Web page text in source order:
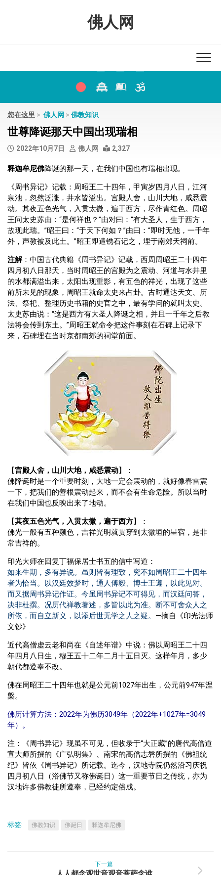
佛人网
您在这里 > 佛人网 > 佛教知识
世尊降诞那天中国出现瑞相
2022年10月7日 佛人网 2,327
释迦牟尼佛降诞的那一天，在我们中国也有瑞相出现。
《周书异记》记载：周昭王二十四年，甲寅岁四月八日，江河
泉池，忽然泛涨，井水皆溢出。宫殿人舍，山川大地，咸悉震
动。其夜五色光气，入贯太微，遍于西方，尽作青红色。周昭
王问太史苏由：“是何祥也？”由对曰：“有大圣人，生于西方，
故现此瑞。”昭王曰：“于天下何如？”由曰：“即时无他，一千年
外，声教被及此土。”昭王即遣镌石记之，埋于南郊天祠前。
注解：中国古代典籍《周书异记》记载，西周周昭王二十四年
四月初八日那天，当时周昭王的宫殿为之震动、河道与水井里
的水都满溢出来，太阳出现重影，有五色的祥光，出现了这些
前所未见的现象，周昭王就命太史来占卦。古时通达天文、历
法、祭祀、整理历史书籍的史官之中，最有学问的就叫太史。
太史苏由说：“这是西方有大圣人降诞之相，并且一千年之后教
法将会传到东土。”周昭王就命令把这件事刻在石碑上记录下
来，石碑埋在当时京都南郊的祠堂前面。
【宫殿人舍，山川大地，咸悉震动】：
佛降诞时是一个重要时刻，大地一定会震动的，就好像春雷震
一下，把我们的善根震动起来，而不会有生命危险。所以当时
在我们中国也反映出来了地动。
【其夜五色光气，入贯太微，遍于西方】：
佛光一般有五种颜色，吉祥光明就贯穿到太微垣的星宿，是非
常吉祥的。
印光大师在回复丁福保居士书五的信中写道：
如来生期，多有异说。虽则皆有理致，究不如周昭王二十四年
者为恰当。以汉廷效梦时，通人傅毅、博士王遵，以此见对。
而又据周书异记作证。今虽周书异记不可得见，而汉廷问答，
决非杜撰。况历代禅教著述，多皆以此为准。断不可舍众人之
所依，而自立新义，以添后世无学之人之疑。 —摘自《印光法师
文钞》
近代高僧虚云老和尚在《自述年谱》中说：佛以周昭王二十四
年四月八日生，穆王五十二年二月十五日灭。这样年月，多少
朝代都遵奉不改。
佛在周昭王二十四年也就是公元前1027年出生，公元前947年涅
槃。
佛历计算方法：2022年为佛历3049年（2022年+1027年=3049
年）。
注：《周书异记》现虽不可见，但收录于“大正藏”的唐代高僧道
宣大师所撰的《广弘明集》、南宋的高僧志磐所撰的《佛祖统
纪》皆依《周书异记》所记载。迄今，汉地寺院仍然沿习庆祝
四月初八日（浴佛节又称佛诞日）这一重要节日之传统，亦为
汉地许多佛教徒所遵奉，已经约定俗成。
标签: 佛教知识 佛诞日 释迦牟尼佛
下一篇